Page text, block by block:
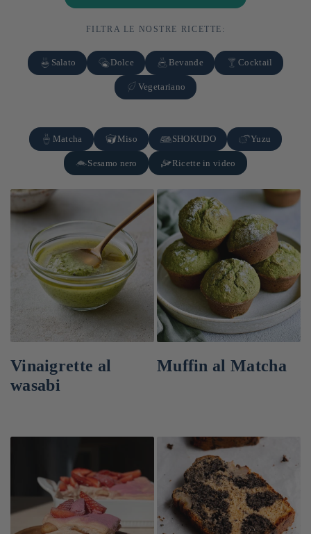
FILTRA LE NOSTRE RICETTE:
Salato Dolce Bevande Cocktail
Vegetariano
Matcha Miso SHOKUDO Yuzu
Sesamo nero Ricette in video
Vinaigrette al
wasabi
Muffin al Matcha